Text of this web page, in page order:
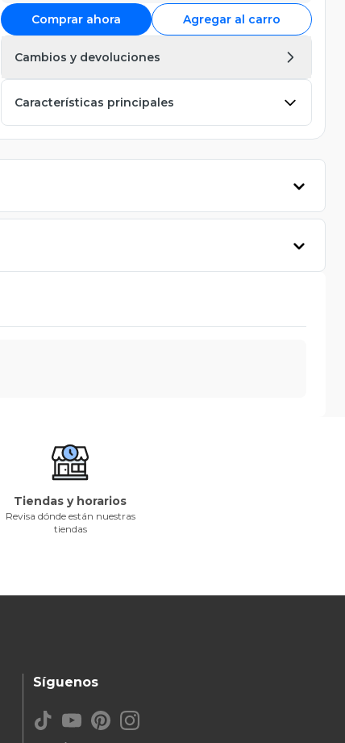
Comprar ahora Agregar al carro
Cambios y devoluciones
Características principales
Tiendas y horarios
Revisa dónde están nuestras
tiendas
Síguenos